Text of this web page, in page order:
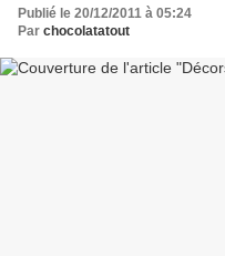
Publié le 20/12/2011 à 05:24
Par chocolatatout